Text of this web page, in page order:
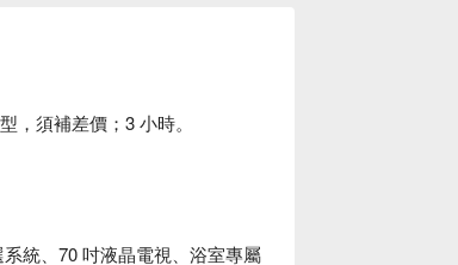
，須補差價；3 小時。
統、70 吋液晶電視、浴室專屬